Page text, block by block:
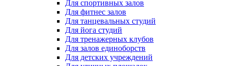
Для спортивных залов
Для фитнес залов
Для танцевальных студий
Для йога студий
Для тренажерных клубов
Для залов единоборств
Для детских учреждений